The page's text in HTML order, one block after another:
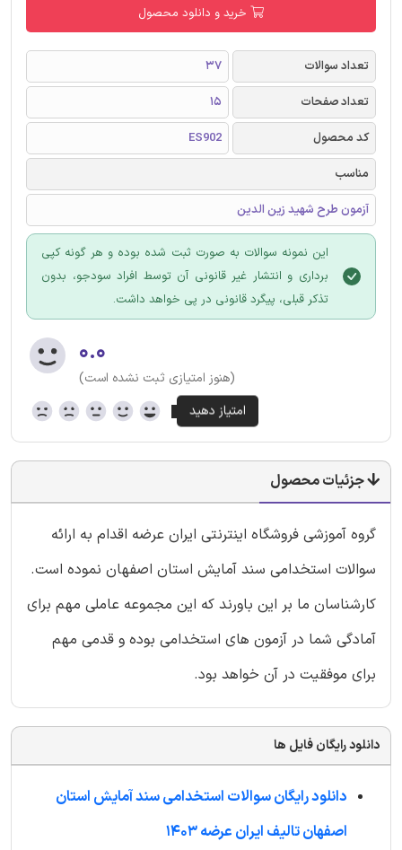
خرید و دانلود محصول
تعداد سوالات
37
تعداد صفحات
15
کد محصول
ES902
مناسب
آزمون طرح شهید زین الدین
این نمونه سوالات به صورت ثبت شده بوده و هر گونه کپی
برداری و انتشار غیر قانونی آن توسط افراد سودجو، بدون
تذکر قبلی، پیگرد قانونی در پی خواهد داشت.
۰.۰
(هنوز امتیازی ثبت نشده است)
جزئیات محصول
گروه آموزشی فروشگاه اینترنتی ایران عرضه اقدام به ارائه
سوالات استخدامی سند آمایش استان اصفهان نموده است.
کارشناسان ما بر این باورند که این مجموعه عاملی مهم برای
آمادگی شما در آزمون های استخدامی بوده و قدمی مهم
برای موفقیت در آن خواهد بود.
دانلود رایگان فایل ها
دانلود رایگان سوالات استخدامی سند آمایش استان
اصفهان تالیف ایران عرضه 1403